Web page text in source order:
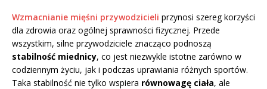
Wzmacnianie mięśni przywodzicieli przynosi szereg korzyści
dla zdrowia oraz ogólnej sprawności fizycznej. Przede
wszystkim, silne przywodziciele znacząco podnoszą
stabilność miednicy, co jest niezwykle istotne zarówno w
codziennym życiu, jak i podczas uprawiania różnych sportów.
Taka stabilność nie tylko wspiera równowagę ciała, ale